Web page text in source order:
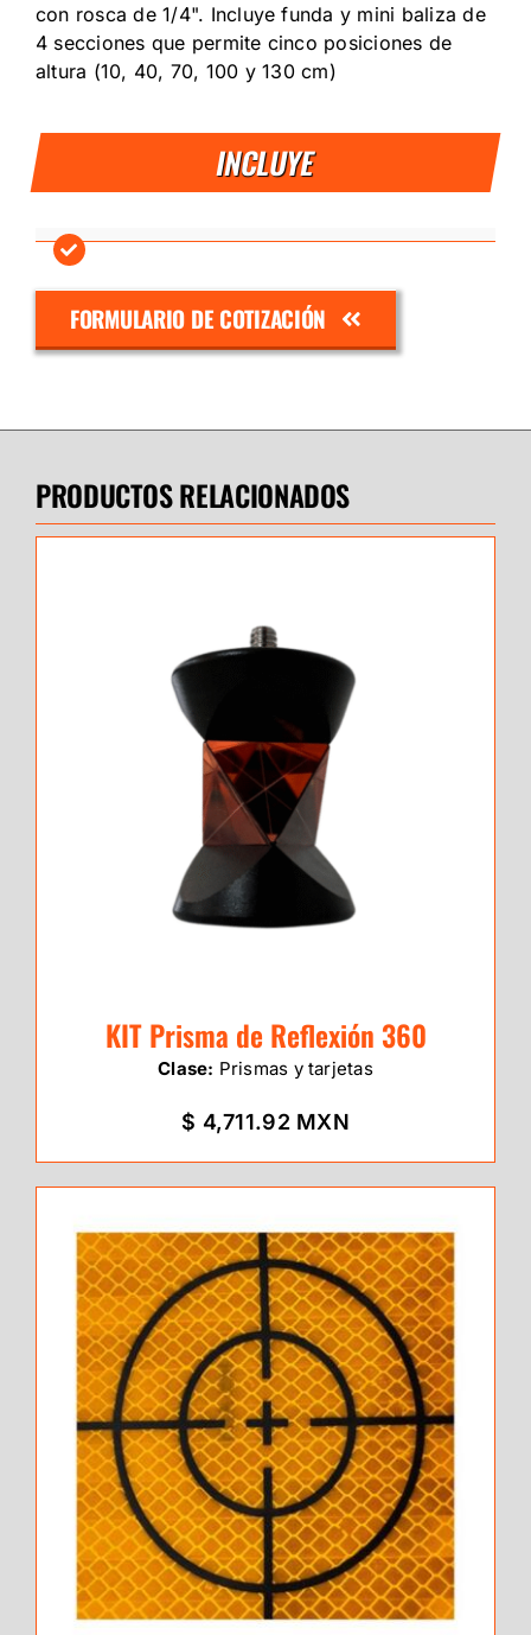
INCLUYE
con rosca de 1/4". Incluye funda y mini baliza de
4 secciones que permite cinco posiciones de
altura (10, 40, 70, 100 y 130 cm)
FORMULARIO DE COTIZACIÓN
PRODUCTOS RELACIONADOS
KIT Prisma de Reflexión 360
Clase: Prismas y tarjetas
$ 4,711.92 MXN